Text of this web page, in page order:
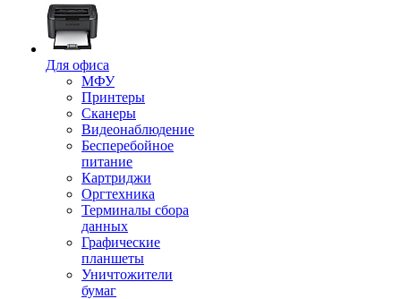
Для офиса
МФУ
Принтеры
Сканеры
Видеонаблюдение
Бесперебойное
питание
Картриджи
Оргтехника
Терминалы сбора
данных
Графические
планшеты
Уничтожители
бумаг